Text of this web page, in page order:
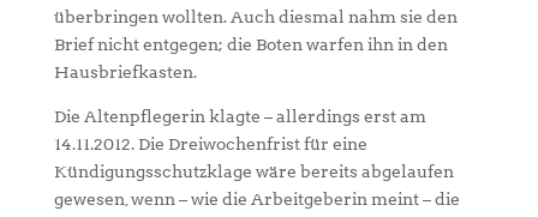
überbringen wollten. Auch diesmal nahm sie den
Brief nicht entgegen; die Boten warfen ihn in den
Hausbriefkasten.
Die Altenpflegerin klagte – allerdings erst am
14.11.2012. Die Dreiwochenfrist für eine
Kündigungsschutzklage wäre bereits abgelaufen
gewesen, wenn – wie die Arbeitgeberin meint – die